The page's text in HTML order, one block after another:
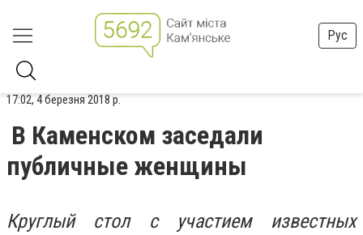
Рус
17:02, 4 березня 2018 р.
В Каменском заседали
публичные женщины
Круглый стол с участием известных